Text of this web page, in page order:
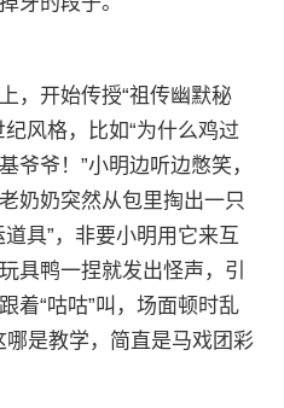
，开始传授“祖传幽默秘
风格，比如“为什么鸡过
爷爷！”小明边听边憋笑，
奶奶突然从包里掏出一只
具”，非要小明用它来互
具鸭一捏就发出怪声，引
着“咕咕”叫，场面顿时乱
是教学，简直是马戏团彩